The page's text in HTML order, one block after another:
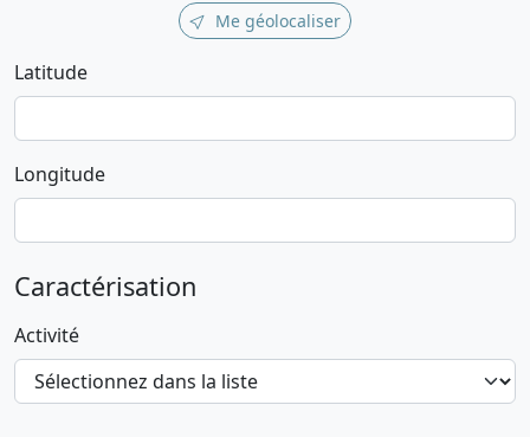
Me géolocaliser
Latitude
Longitude
Caractérisation
Activité